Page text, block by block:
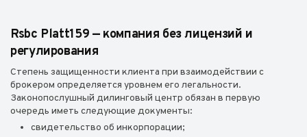
Rsbc Platt159 — компания без лицензий и
регулирования
Степень защищенности клиента при взаимодействии с
брокером определяется уровнем его легальности.
Законопослушный дилинговый центр обязан в первую
очередь иметь следующие документы:
свидетельство об инкорпорации;